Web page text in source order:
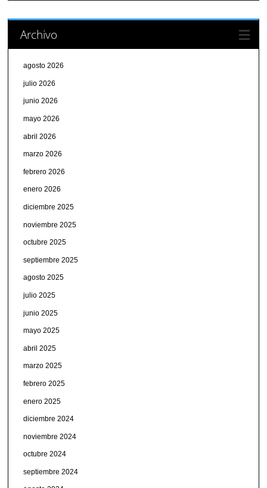
Archivo
agosto 2026
julio 2026
junio 2026
mayo 2026
abril 2026
marzo 2026
febrero 2026
enero 2026
diciembre 2025
noviembre 2025
octubre 2025
septiembre 2025
agosto 2025
julio 2025
junio 2025
mayo 2025
abril 2025
marzo 2025
febrero 2025
enero 2025
diciembre 2024
noviembre 2024
octubre 2024
septiembre 2024